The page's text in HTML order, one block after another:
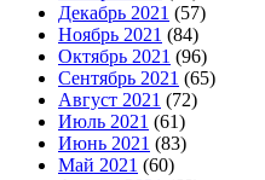
Декабрь 2021 (57)
Ноябрь 2021 (84)
Октябрь 2021 (96)
Сентябрь 2021 (65)
Август 2021 (72)
Июль 2021 (61)
Июнь 2021 (83)
Май 2021 (60)